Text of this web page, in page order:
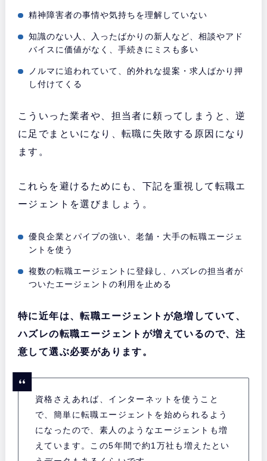
精神障害者の事情や気持ちを理解していない
知識のない人、入ったばかりの新人など、相談やアド
バイスに価値がなく、手続きにミスも多い
ノルマに追われていて、的外れな提案・求人ばかり押
し付けてくる
こういった業者や、担当者に頼ってしまうと、逆
に足でまといになり、転職に失敗する原因になり
ます。
これらを避けるためにも、下記を重視して転職エ
ージェントを選びましょう。
優良企業とパイプの強い、老舗・大手の転職エージェ
ントを使う
複数の転職エージェントに登録し、ハズレの担当者が
ついたエージェントの利用を止める
特に近年は、転職エージェントが急増していて、
ハズレの転職エージェントが増えているので、注
意して選ぶ必要があります。
資格さえあれば、インターネットを使うこと
で、簡単に転職エージェントを始められるよう
になったので、素人のようなエージェントも増
えています。この5年間で約1万社も増えたとい